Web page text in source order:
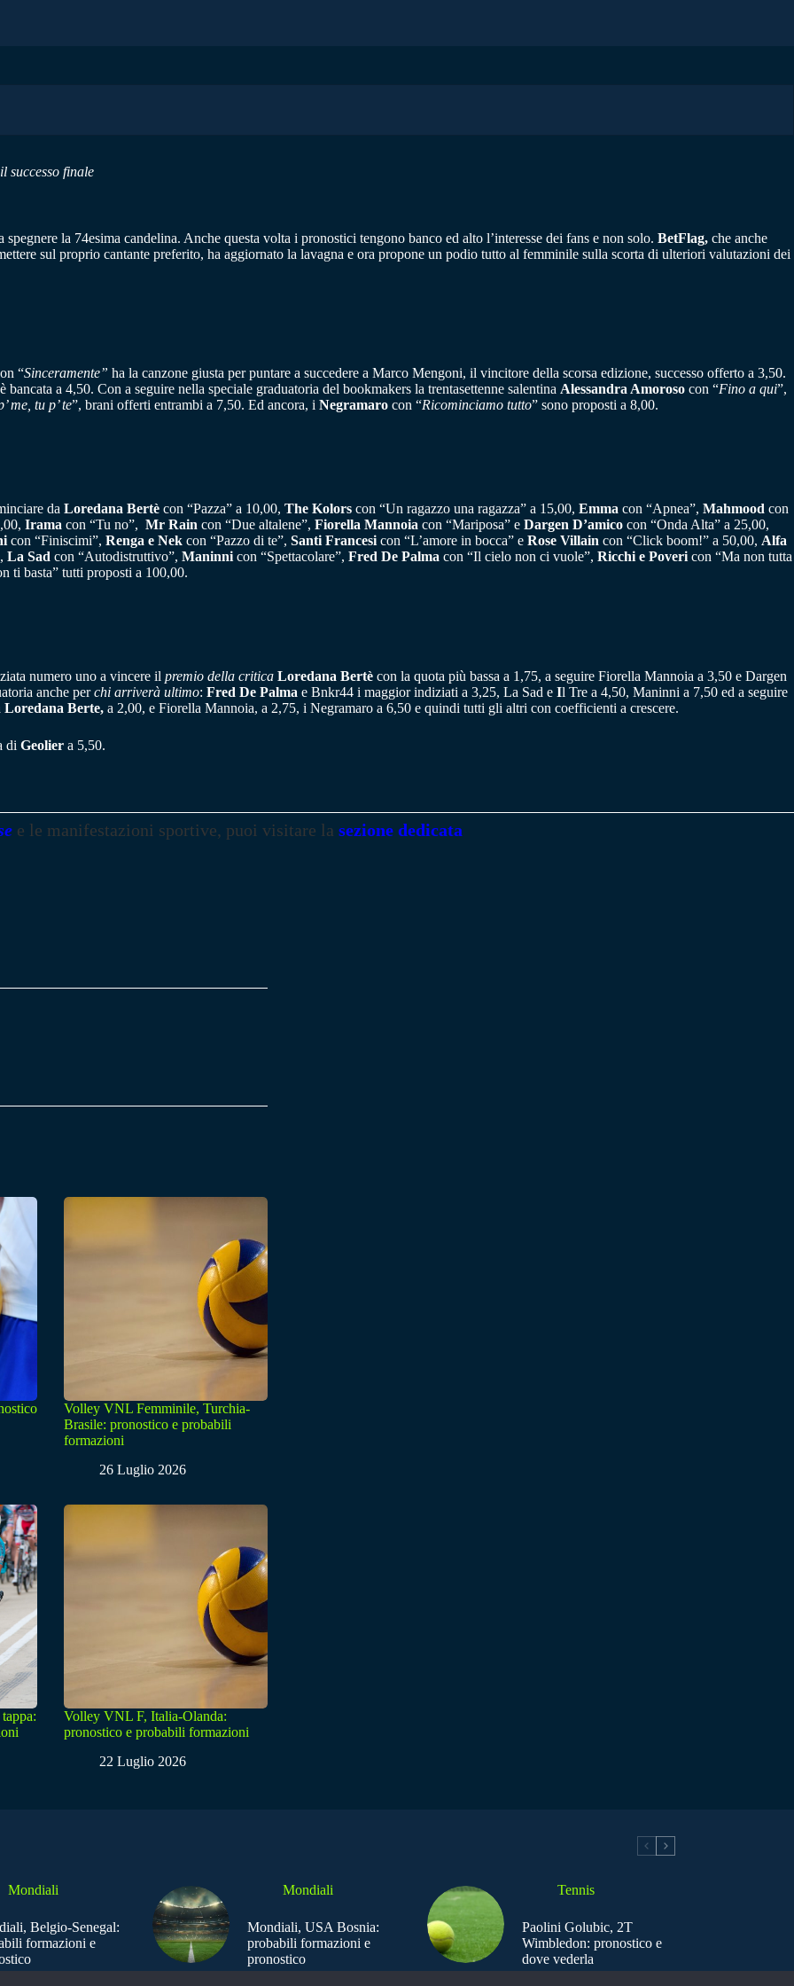
successo finale
spegnere la 74esima candelina. Anche questa volta i pronostici tengono banco ed alto l’interesse dei fans e non solo. BetFlag, che anche
sul proprio cantante preferito, ha aggiornato la lavagna e ora propone un podio tutto al femminile sulla scorta di ulteriori valutazioni dei
“Sinceramente” ha la canzone giusta per puntare a succedere a Marco Mengoni, il vincitore della scorsa edizione, successo offerto a 3,50.
bancata a 4,50. Con a seguire nella speciale graduatoria del bookmakers la trentasettenne salentina Alessandra Amoroso con “Fino a qui”,
me, tu p’ te”, brani offerti entrambi a 7,50. Ed ancora, i Negramaro con “Ricominciamo tutto” sono proposti a 8,00.
da Loredana Bertè con “Pazza” a 10,00, The Kolors con “Un ragazzo una ragazza” a 15,00, Emma con “Apnea”, Mahmood con
Irama con “Tu no”, Mr Rain con “Due altalene”, Fiorella Mannoia con “Mariposa” e Dargen D’amico con “Onda Alta” a 25,00,
con “Finiscimi”, Renga e Nek con “Pazzo di te”, Santi Francesi con “L’amore in bocca” e Rose Villain con “Click boom!” a 50,00, Alfa
La Sad con “Autodistruttivo”, Maninni con “Spettacolare”, Fred De Palma con “Il cielo non ci vuole”, Ricchi e Poveri con “Ma non tutta
ti basta” tutti proposti a 100,00.
numero uno a vincere il premio della critica Loredana Bertè con la quota più bassa a 1,75, a seguire Fiorella Mannoia a 3,50 e Dargen
anche perchi arriverà ultimo: Fred De Palma e Bnkr44 i maggior indiziati a 3,25, La Sad e Il Tre a 4,50, Maninni a 7,50 ed a seguire
Loredana Berte, a 2,00, e Fiorella Mannoia, a 2,75, i Negramaro a 6,50 e quindi tutti gli altri con coefficienti a crescere.
di Geolier a 5,50.
e le manifestazioni sportive, puoi visitare la sezione dedicata
Volley VNL Femminile, Turchia-
Brasile: pronostico e probabili
formazioni
26 Luglio 2026
Volley VNL F, Italia-Olanda:
pronostico e probabili formazioni
22 Luglio 2026
Mondiali
Belgio-Senegal:
formazioni e
Mondiali
Mondiali, USA Bosnia:
probabili formazioni e
pronostico
Tennis
Paolini Golubic, 2T
Wimbledon: pronostico e
dove vederla